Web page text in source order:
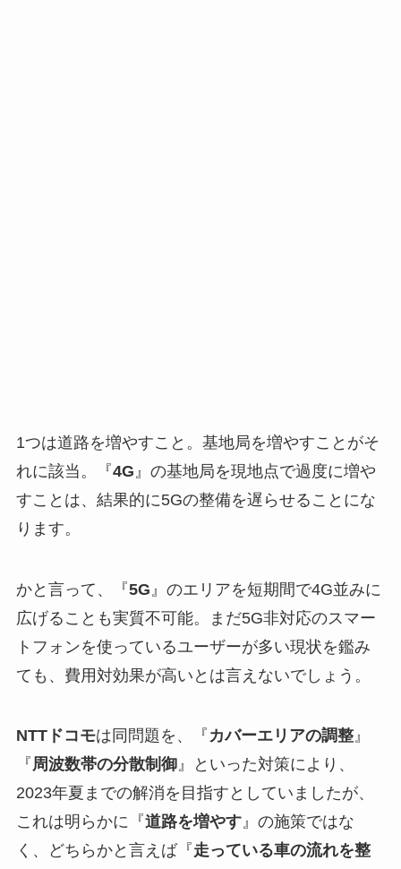
1つは道路を増やすこと。基地局を増やすことがそ
れに該当。『4G 』の基地局を現地点で過度に増や
すことは、結果的に5Gの整備を遅らせることにな
ります。
かと言って、『5G 』のエリアを短期間で4G並みに
広げることも実質不可能。まだ5G非対応のスマー
トフォンを使っているユーザーが多い現状を鑑み
ても、費用対効果が高いとは言えないでしょう。
NTTドコモは同問題を、『 カバーエリアの調整』
『周波数帯の分散制御』といった対策により、
2023年夏までの解消を目指すとしていましたが、
これは明らかに『道路を増やす』の施策ではな
く、どちらかと言えば『走っている車の流れを整